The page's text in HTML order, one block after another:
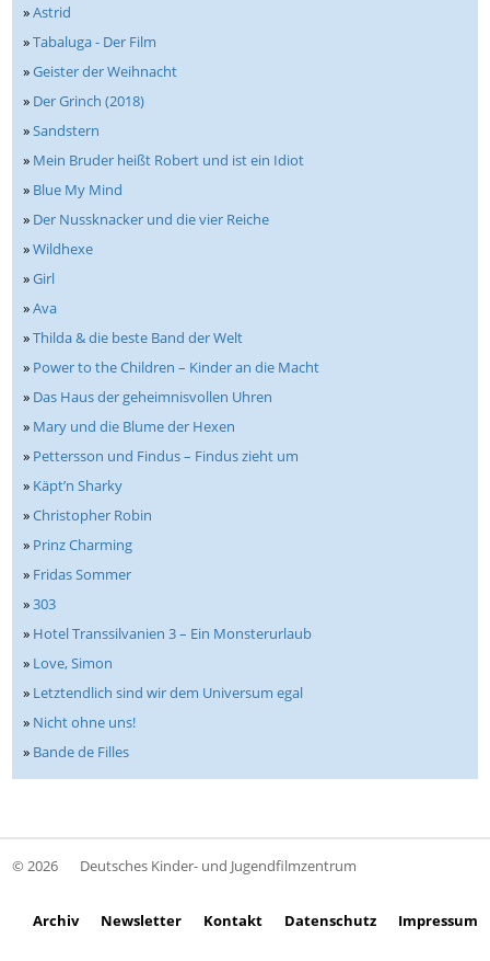
»Astrid
»Tabaluga - Der Film
»Geister der Weihnacht
» Der Grinch (2018)
»Sandstern
» Mein Bruder heißt Robert und ist ein Idiot
» Blue My Mind
» Der Nussknacker und die vier Reiche
»Wildhexe
»Girl
»Ava
»Thilda & die beste Band der Welt
» Power to the Children – Kinder an die Macht
» Das Haus der geheimnisvollen Uhren
» Mary und die Blume der Hexen
» Pettersson und Findus – Findus zieht um
» Käpt’n Sharky
»Christopher Robin
» Prinz Charming
» Fridas Sommer
»303
» Hotel Transsilvanien 3 – Ein Monsterurlaub
» Love, Simon
» Letztendlich sind wir dem Universum egal
» Nicht ohne uns!
» Bande de Filles
© 2026 Deutsches Kinder- und Jugendfilmzentrum
Archiv Newsletter Kontakt Datenschutz Impressum